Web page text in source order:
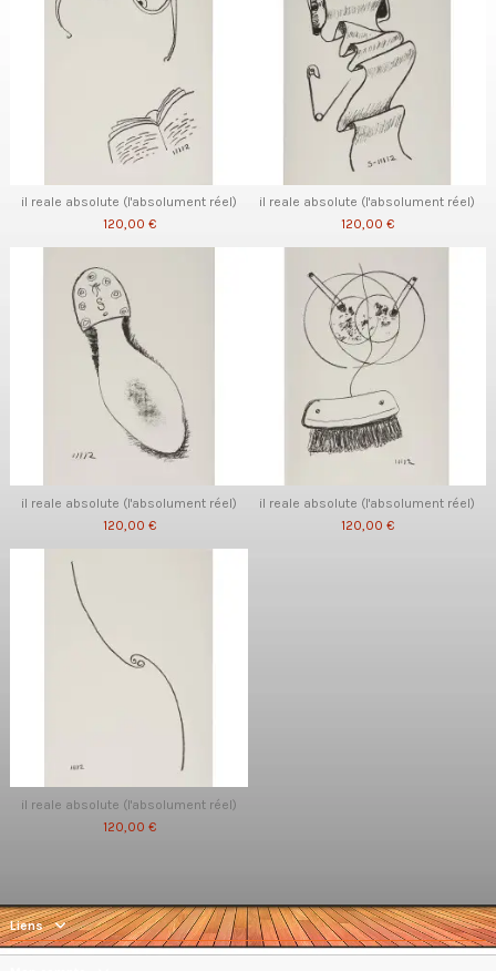
il reale absolute (l'absolument réel)
120,00 €
il reale absolute (l'absolument réel)
120,00 €
il reale absolute (l'absolument réel)
120,00 €
il reale absolute (l'absolument réel)
120,00 €
il reale absolute (l'absolument réel)
120,00 €
Liens